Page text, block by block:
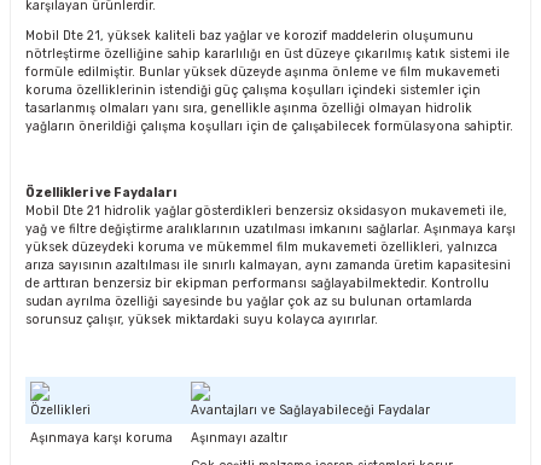
karşılayan ürünlerdir.
Mobil Dte 21, yüksek kaliteli baz yağlar ve korozif maddelerin oluşumunu
nötrleştirme özelliğine sahip kararlılığı en üst düzeye çıkarılmış katık sistemi ile
formüle edilmiştir. Bunlar yüksek düzeyde aşınma önleme ve film mukavemeti
koruma özelliklerinin istendiği güç çalışma koşulları içindeki sistemler için
tasarlanmış olmaları yanı sıra, genellikle aşınma özelliği olmayan hidrolik
yağların önerildiği çalışma koşulları için de çalışabilecek formülasyona sahiptir.
Özellikleri ve Faydaları
Mobil Dte 21 hidrolik yağlar gösterdikleri benzersiz oksidasyon mukavemeti ile,
yağ ve filtre değiştirme aralıklarının uzatılması imkanını sağlarlar. Aşınmaya karşı
yüksek düzeydeki koruma ve mükemmel film mukavemeti özellikleri, yalnızca
arıza sayısının azaltılması ile sınırlı kalmayan, aynı zamanda üretim kapasitesini
de arttıran benzersiz bir ekipman performansı sağlayabilmektedir. Kontrollu
sudan ayrılma özelliği sayesinde bu yağlar çok az su bulunan ortamlarda
sorunsuz çalışır, yüksek miktardaki suyu kolayca ayırırlar.
Özellikleri
Avantajları ve Sağlayabileceği Faydalar
Aşınmaya karşı koruma
Aşınmayı azaltır